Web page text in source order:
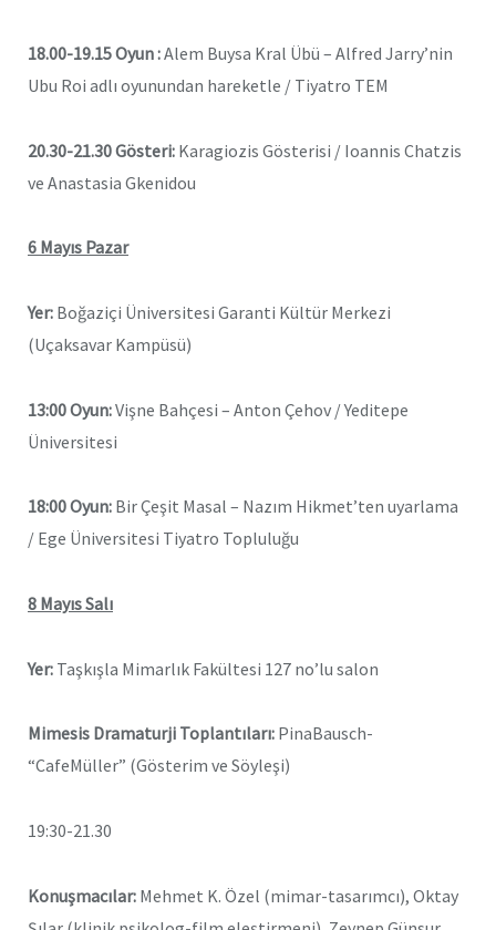
18.00-19.15Oyun :Alem Buysa Kral Übü – Alfred Jarry’nin
Ubu Roi adlı oyunundan hareketle / Tiyatro TEM
20.30-21.30 Gösteri: Karagiozis Gösterisi / Ioannis Chatzis
ve Anastasia Gkenidou
6 Mayıs Pazar
Yer: Boğaziçi Üniversitesi Garanti Kültür Merkezi
(Uçaksavar Kampüsü)
13:00 Oyun:Vişne Bahçesi – Anton Çehov / Yeditepe
Üniversitesi
18:00 Oyun: Bir Çeşit Masal – Nazım Hikmet’ten uyarlama
/ Ege Üniversitesi Tiyatro Topluluğu
8 Mayıs Salı
Yer: Taşkışla Mimarlık Fakültesi 127 no’lu salon
Mimesis Dramaturji Toplantıları: PinaBausch-
“CafeMüller” (Gösterim ve Söyleşi)
19:30-21.30
Konuşmacılar: Mehmet K. Özel (mimar-tasarımcı), Oktay